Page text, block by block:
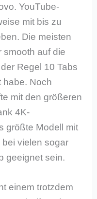
YouTube-
mit bis zu
Die meisten
smooth auf die
Regel 10 Tabs
habe. Noch
mit den größeren
4K-
größte Modell mit
vielen sogar
geeignet sein.
einem trotzdem